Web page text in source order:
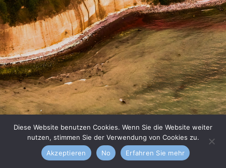
Diese Website benutzen Cookies. Wenn Sie die Website weiter
nutzen, stimmen Sie der Verwendung von Cookies zu.
Akzeptieren
No Erfahren Sie mehr